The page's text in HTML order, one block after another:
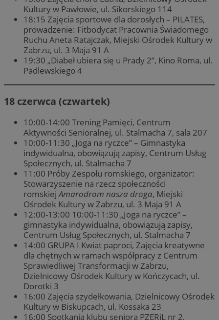
Kultury w Pawłowie, ul. Sikorskiego 114
18:15 Zajęcia sportowe dla dorosłych – PILATES,
prowadzenie: Fitbodycat Pracownia Świadomego
Ruchu Aneta Ratajczak, Miejski Ośrodek Kultury w
Zabrzu, ul. 3 Maja 91 A
19:30 „Diabeł ubiera się u Prady 2”, Kino Roma, ul.
Padlewskiego 4
18 czerwca (czwartek)
10:00-14:00 Trening Pamięci, Centrum
Aktywności Senioralnej, ul. Stalmacha 7, sala 207
10:00-11:30 „Joga na ryczce” – Gimnastyka
indywidualna, obowiązują zapisy, Centrum Usług
Społecznych, ul. Stalmacha 7
11:00 Próby Zespołu romskiego, organizator:
Stowarzyszenie na rzecz społeczności
romskiejAmarodrom nasza droga, Miejski
Ośrodek Kultury w Zabrzu, ul. 3 Maja 91 A
12:00-13:00 10:00-11:30 „Joga na ryczce” –
gimnastyka indywidualna, obowiązują zapisy,
Centrum Usług Społecznych, ul. Stalmacha 7
14:00 GRUPA I Kwiat paproci, Zajęcia kreatywne
dla chętnych w ramach współpracy z Centrum
Sprawiedliwej Transformacji w Zabrzu,
Dzielnicowy Ośrodek Kultury w Kończycach, ul.
Dorotki 3
16:00 Zajęcia szydełkowania, Dzielnicowy Ośrodek
Kultury w Biskupcach, ul. Kossaka 23
16:00 Spotkania klubu seniora PZERiL nr 2,